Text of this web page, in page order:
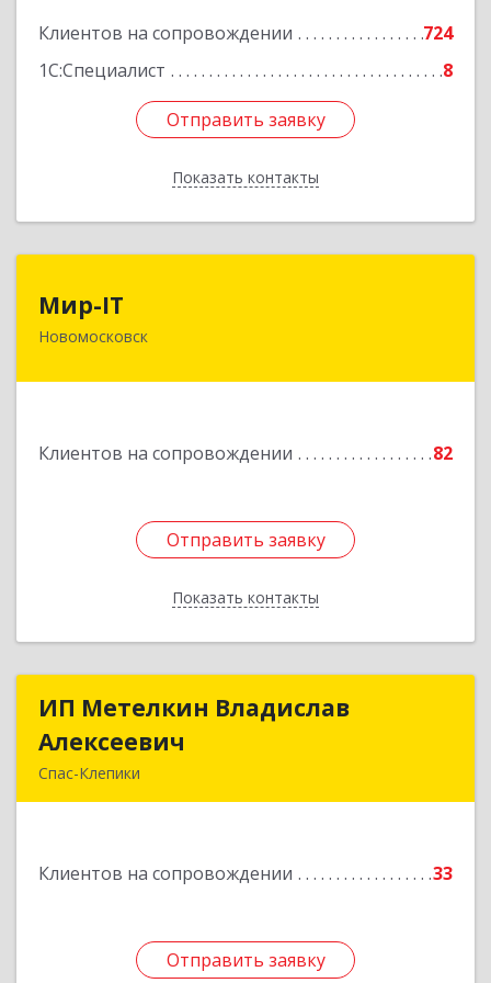
Клиентов на сопровождении
724
1С:Специалист
8
Отправить заявку
Показать контакты
Отправить заявку
Назад
Мир-IT
Новомосковск
Клиентов на сопровождении 82
Отправить заявку
Показать контакты
301650, Тульская обл, Новомосковск г,
Отправить заявку
Назад
ИП Метелкин Владислав
Алексеевич
Спас-Клепики
Клиентов на сопровождении 33
Отправить заявку
ИП Метелкин Владислав
Подробнее
Отправить заявку